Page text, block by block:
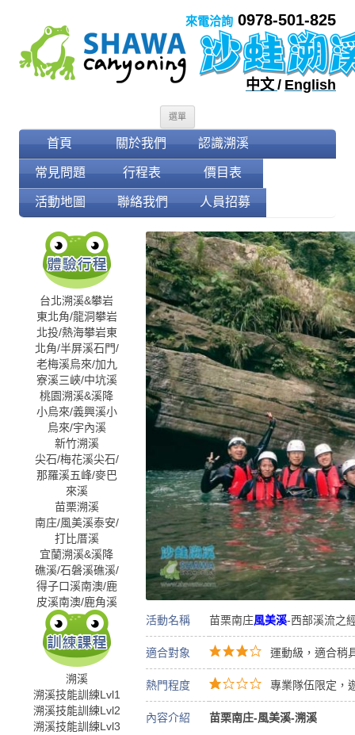
來電洽詢 0978-501-825
中文 / English
選單
首頁 關於我們 認識溯溪
常見問題 行程表 價目表
活動地圖 聯絡我們 人員招募
台北溯溪&攀岩
東北角/龍洞攀岩
北投/熱海攀岩東
北角/半屏溪石門/
老梅溪 烏來/加九
寮溪三峽/中坑溪
桃園溯溪&溪降
小烏來/義興溪小
烏來/宇內溪
新竹溯溪
尖石/梅花溪尖石/
那羅溪五峰/麥巴
來溪
苗栗溯溪
南庄/風美溪泰安/
打比厝溪
宜蘭溯溪&溪降
礁溪/石磐溪礁溪/
得子口溪南澳/鹿
皮溪南澳/鹿角溪
溯溪
溯溪技能訓練Lvl1
溯溪技能訓練Lvl2
溯溪技能訓練Lvl3
活動名稱 苗栗南庄風美溪-西部溪流之
適合對象 運動級，適合稍
熱門程度 專業隊伍限定，
內容介紹 苗栗南庄-風美溪-溯溪